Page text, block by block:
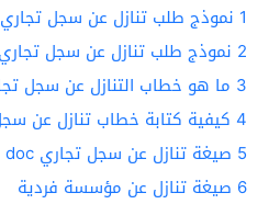
1 نموذج طلب تنازل عن سجل تجاري
2 نموذج طلب تنازل عن سجل
3 ما هو خطاب التنازل عن سجل
4 كيفية كتابة خطاب تنازل عن
5 صيغة تنازل عن سجل تجاري doc
6 صيغة تنازل عن مؤسسة فردية